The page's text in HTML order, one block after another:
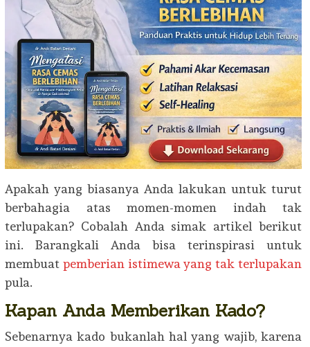
Apakah yang biasanya Anda lakukan untuk turut
berbahagia atas momen-momen indah tak
terlupakan? Cobalah Anda simak artikel berikut
ini. Barangkali Anda bisa terinspirasi untuk
membuat pemberian istimewa yang tak terlupakan
pula.
Kapan Anda Memberikan Kado?
Sebenarnya kado bukanlah hal yang wajib, karena